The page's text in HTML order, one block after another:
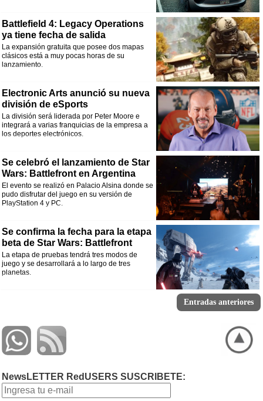
Battlefield 4: Legacy Operations
ya tiene fecha de salida
La expansión gratuita que posee dos mapas
clásicos está a muy pocas horas de su
lanzamiento.
Electronic Arts anunció su nueva
división de eSports
La división será liderada por Peter Moore e
integrará a varias franquicias de la empresa a
los deportes electrónicos.
Se celebró el lanzamiento de Star
Wars: Battlefront en Argentina
El evento se realizó en Palacio Alsina donde se
pudo disfrutar del juego en su versión de
PlayStation 4 y PC.
Se confirma la fecha para la etapa
beta de Star Wars: Battlefront
La etapa de pruebas tendrá tres modos de
juego y se desarrollará a lo largo de tres
planetas.
Entradas anteriores
NewsLETTER RedUSERS SUSCRIBETE: